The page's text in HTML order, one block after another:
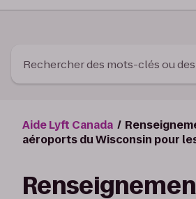
Rechercher des mots-clés ou des
Aide Lyft Canada
aéroports du Wisconsin pour